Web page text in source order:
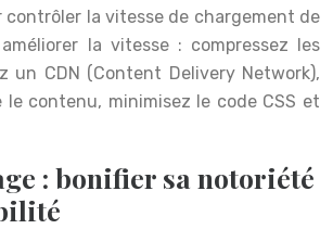
contrôler la vitesse de chargement de
la vitesse : compressez les
un CDN (Content Delivery Network),
contenu, minimisez le code CSS et
: bonifier sa notoriété